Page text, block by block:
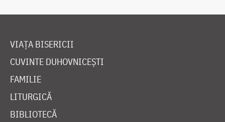
VIAȚA BISERICII
CUVINTE DUHOVNICEȘTI
FAMILIE
LITURGICĂ
BIBLIOTECĂ